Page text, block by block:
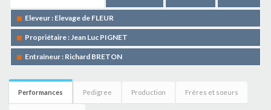
Eleveur : Elevage de FLEUR
Propriétaire : Jean Luc PIGNET
Entraîneur : Richard BRETON
Performances Pedigree Production Frères et soeurs